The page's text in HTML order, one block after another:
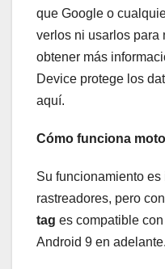
que Google o
verlos ni usarlos para
obtener más
Device protege los
aquí.
Cómo funciona
Su funcionamiento
rastreadores, pero
tag es compatible
Android 9 en adelante.